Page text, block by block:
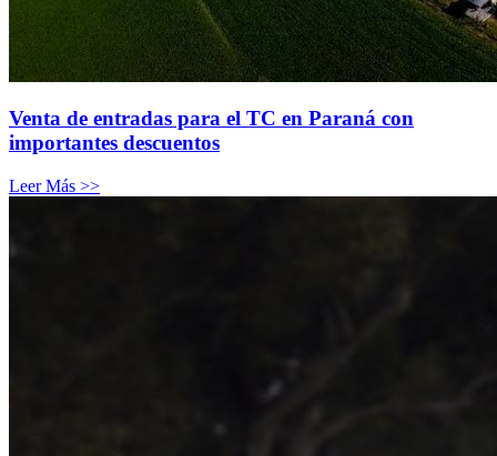
Venta de entradas para el TC en Paraná con
importantes descuentos
Leer Más >>